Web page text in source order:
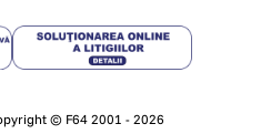
© F64 2001 - 2026